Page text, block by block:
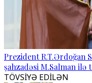
Prezident R.T.Ərdoğan
şahzadəsi M.Salman ilə
TÖVSİYƏ EDİLƏN